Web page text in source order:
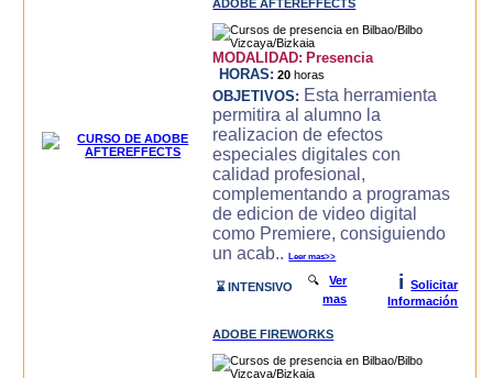
ADOBE AFTEREFFECTS
MODALIDAD: Presencia
HORAS: 20 horas
OBJETIVOS: Esta herramienta
permitira al alumno la
realizacion de efectos
especiales digitales con
calidad profesional,
complementando a programas
de edicion de video digital
como Premiere, consiguiendo
un acab..Leer mas>>
⌛ INTENSIVO 🔍Ver
mas
i
Solicitar
Información
ADOBE FIREWORKS